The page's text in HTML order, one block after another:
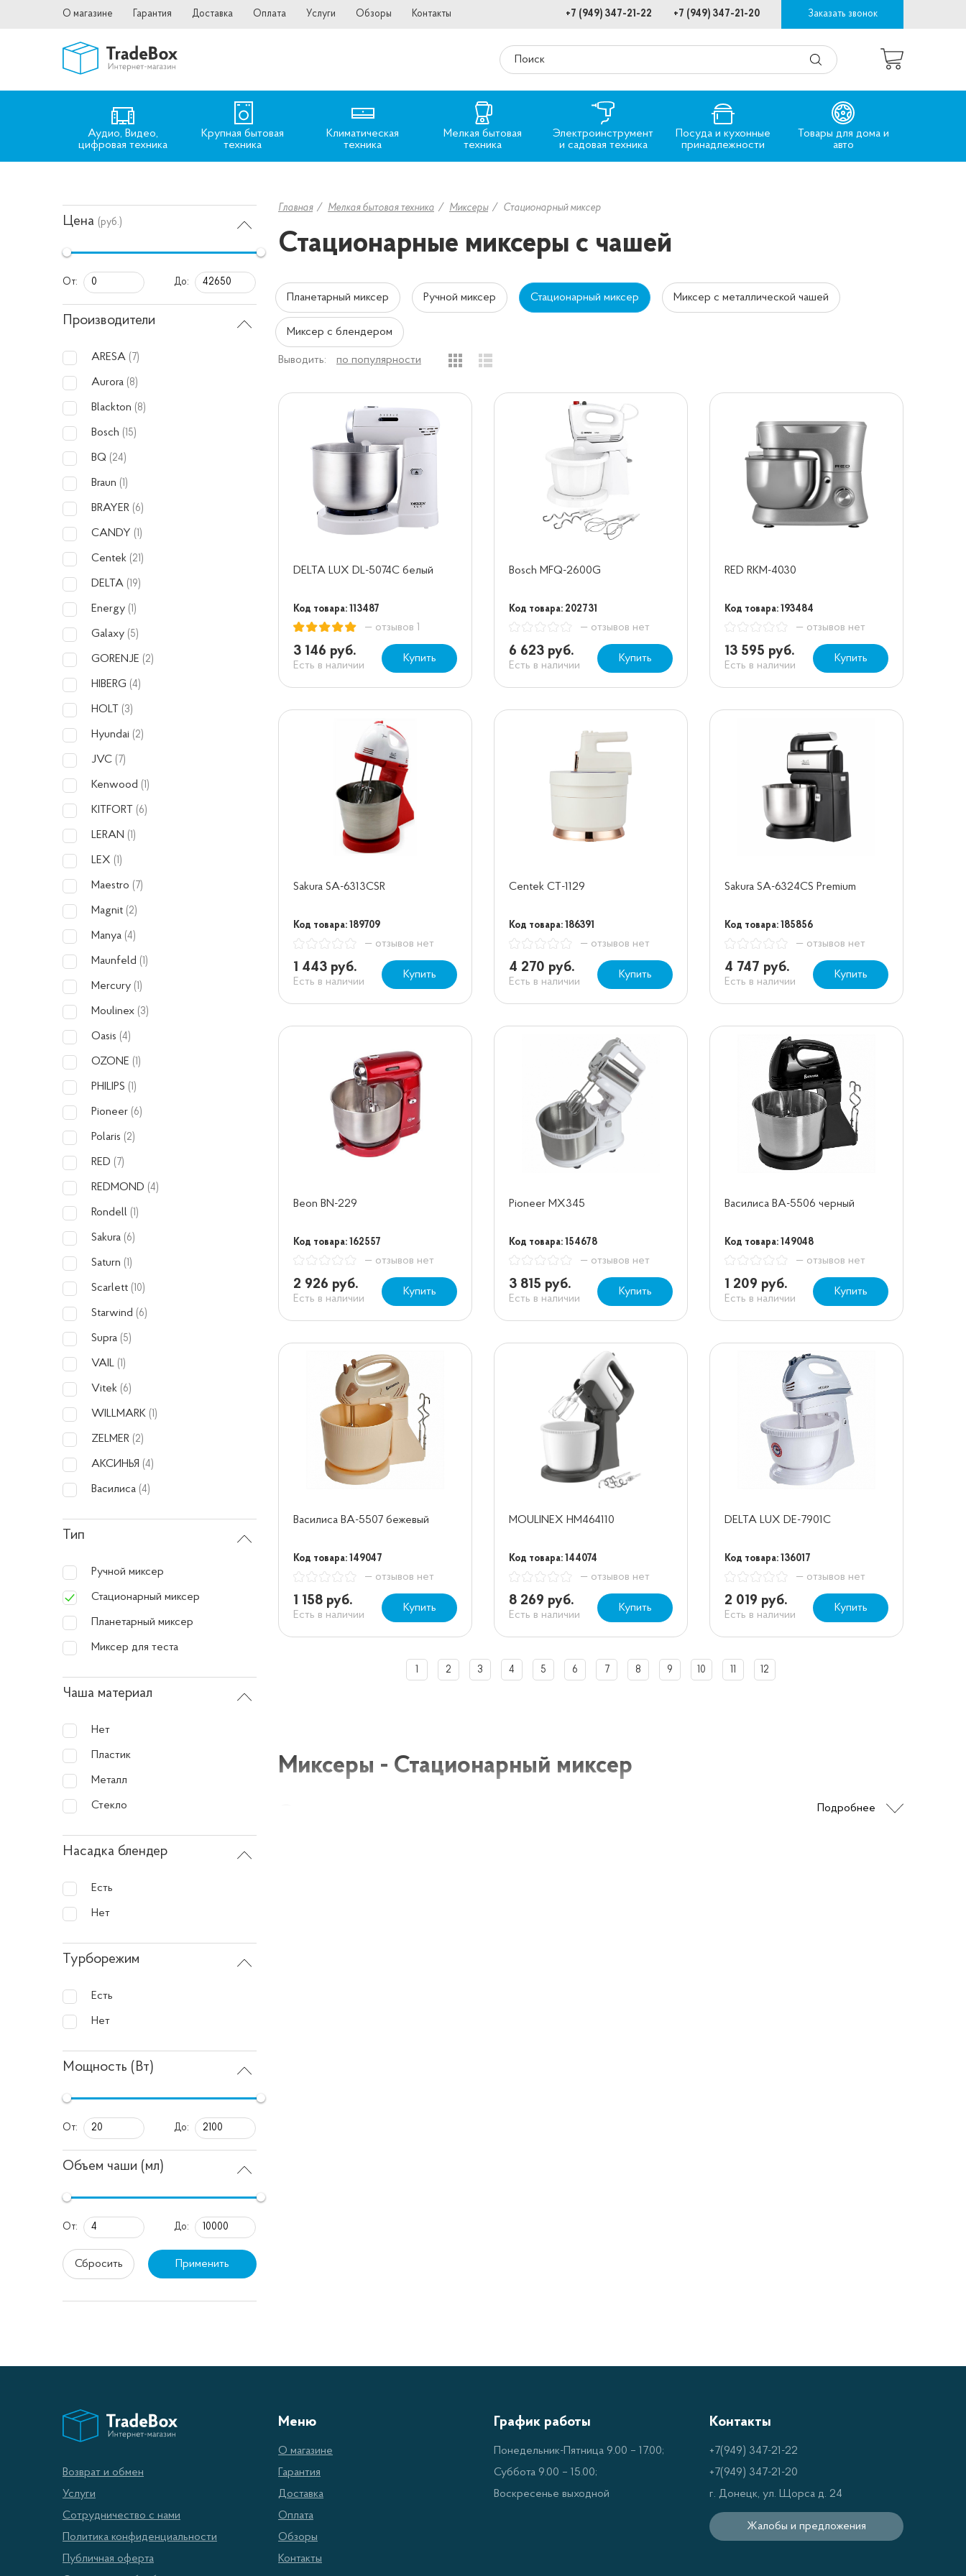
О магазине Гарантия Доставка Оплата Услуги Обзоры Контакты Заказать звонок
+7 (949) 347-21-20
+7 (949) 347-21-22
Аудио, Видео,
цифровая техника
Крупная бытовая
техника
Климатическая
техника
Мелкая бытовая
техника
Электроинструмент
и садовая техника
Посуда и кухонные
принадлежности
Товары для дома и
авто
Цена (руб.)
От: До:
Производители
ARESA (7)
Aurora (8)
Blackton (8)
Bosch (15)
BQ (24)
Braun (1)
BRAYER (6)
CANDY (1)
Centek (21)
DELTA (19)
Energy (1)
Galaxy (5)
GORENJE (2)
HIBERG (4)
HOLT (3)
Hyundai (2)
JVC (7)
Kenwood (1)
KITFORT (6)
LERAN (1)
LEX (1)
Maestro (7)
Magnit (2)
Manya (4)
Maunfeld (1)
Mercury (1)
Moulinex (3)
Oasis (4)
OZONE (1)
PHILIPS (1)
Pioneer (6)
Polaris (2)
RED (7)
REDMOND (4)
Rondell (1)
Sakura (6)
Saturn (1)
Scarlett (10)
Starwind (6)
Supra (5)
VAIL (1)
Vitek (6)
WILLMARK (1)
ZELMER (2)
АКСИНЬЯ (4)
Василиса (4)
Тип
Ручной миксер
Стационарный миксер
Планетарный миксер
Миксер для теста
Чаша материал
Нет
Пластик
Металл
Стекло
Насадка блендер
Есть
Нет
Турборежим
Есть
Нет
Мощность (Вт)
От: До:
Объем чаши (мл)
От: До:
Сбросить Применить
Главная Мелкая бытовая техника Миксеры Стационарный миксер
Стационарные миксеры с чашей
Планетарный миксер Ручной миксер Стационарный миксер Миксер с металлической чашей
Миксер с блендером
Выводить: по популярности
DELTA LUX DL-5074C белый
Код товара: 113487
— отзывов 1
3 146 руб.
Есть в наличии
Купить
Bosch MFQ-2600G
Код товара: 202731
— отзывов нет
6 623 руб.
Есть в наличии
Купить
RED RKM-4030
Код товара: 193484
— отзывов нет
13 595 руб.
Есть в наличии
Купить
Sakura SA-6313CSR
Код товара: 189709
— отзывов нет
1 443 руб.
Есть в наличии
Купить
Centek CT-1129
Код товара: 186391
— отзывов нет
4 270 руб.
Есть в наличии
Купить
Sakura SA-6324CS Premium
Код товара: 185856
— отзывов нет
4 747 руб.
Есть в наличии
Купить
Beon BN-229
Код товара: 162557
— отзывов нет
2 926 руб.
Есть в наличии
Купить
Pioneer MX345
Код товара: 154678
— отзывов нет
3 815 руб.
Есть в наличии
Купить
Василиса ВА-5506 черный
Код товара: 149048
— отзывов нет
1 209 руб.
Есть в наличии
Купить
Василиса ВА-5507 бежевый
Код товара: 149047
— отзывов нет
1 158 руб.
Есть в наличии
Купить
MOULINEX HM464110
Код товара: 144074
— отзывов нет
8 269 руб.
Есть в наличии
Купить
DELTA LUX DE-7901C
Код товара: 136017
— отзывов нет
2 019 руб.
Есть в наличии
Купить
2 3 4 5 6 7 8 9 10 12
Подробнее
Миксеры - Стационарный миксер
приготовление блюд;
теста, кремов, соусов и других продуктов;
Простота в обслуживании – стационарные миксеры легко моются и обслуживаются, что упрощает
процесс ухода за оборудованием.
Где применяются
Возврат и обмен
Услуги
Сотрудничество с нами
Политика конфиденциальности
Публичная оферта
Меню
О магазине
Гарантия
Доставка
Оплата
Обзоры
Контакты
График работы
Понедельник-Пятница 9.00 – 17.00;
Суббота 9.00 – 15.00;
Воскресенье выходной
Контакты
+7(949) 347-21-22
+7(949) 347-21-20
г. Донецк, ул. Щорса д. 24
Жалобы и предложения